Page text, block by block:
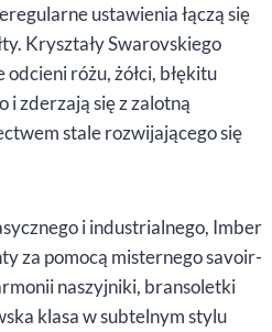
ustawienia łączą się
Kryształy Swarovskiego
różu, żółci, błękitu
i zderzają się z zalotną
stale rozwijającego się
i industrialnego, Imber
za pomocą misternego savoir-
naszyjniki, bransoletki
klasa w subtelnym stylu